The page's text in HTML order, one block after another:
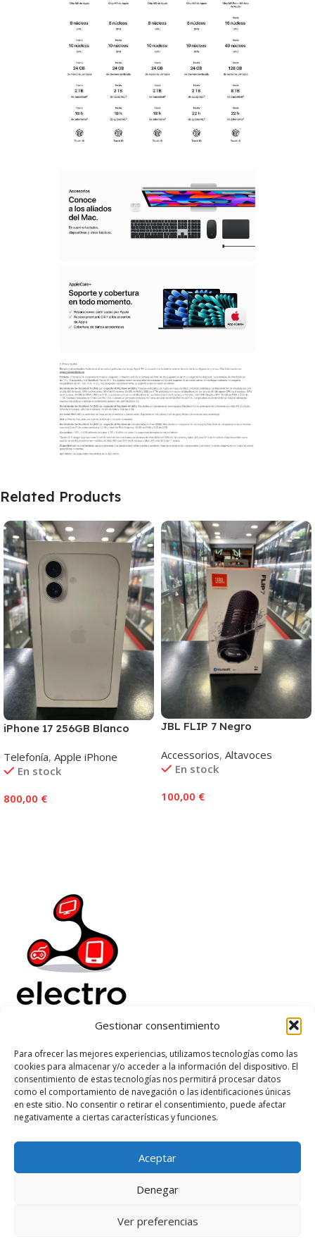
Gestionar consentimiento
Para ofrecer las mejores experiencias, utilizamos tecnologías como las
cookies para almacenar y/o acceder a la información del dispositivo. El
consentimiento de estas tecnologías nos permitirá procesar datos
como el comportamiento de navegación o las identificaciones únicas
en este sitio. No consentir o retirar el consentimiento, puede afectar
negativamente a ciertas características y funciones.
Aceptar
Denegar
Ver preferencias
Related Products
iPhone 17 256GB Blanco
Telefonía, Apple iPhone
En stock
800,00 €
JBL FLIP 7 Negro
Accessorios, Altavoces
En stock
100,00 €
Electrorenover
Ayuda
Legal
Suscribete